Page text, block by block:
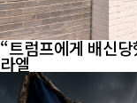
“트럼프에게 배신
라엘